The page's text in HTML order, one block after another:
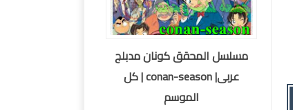
مسلسل المحقق كونان مدبلج
عربى| conan-season | كل
الموسم